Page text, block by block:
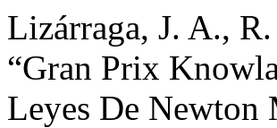
Lizárraga, J. A.,
“Gran Prix
Leyes De Newton